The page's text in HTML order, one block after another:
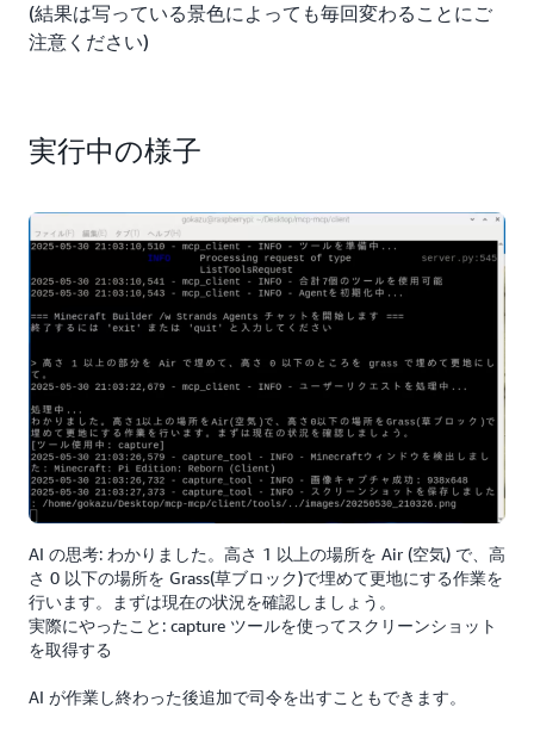
(結果は写っている景色によっても毎回変わることにご
注意ください)
実行中の様子
AI の思考: わかりました。高さ 1 以上の場所を Air (空気) で、高
さ 0 以下の場所を Grass(草ブロック)で埋めて更地にする作業を
行います。まずは現在の状況を確認しましょう。
実際にやったこと: capture ツールを使ってスクリーンショット
を取得する
AI が作業し終わった後追加で司令を出すこともできます。